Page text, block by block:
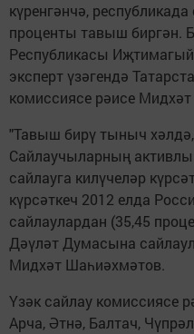
күренгәнчә,
проценты тавыш биргән.
Республикасы
эксперт үзәгендә
комиссиясе рәисе
"Тавыш бирү тыныч
Сайлаучыларның
сайлауга килүчеләр
күрсәткеч 2012 елда
сайлаулардан (35,45
Дәүләт Думасына
Мидхәт Шаһиәхмәтов.
Үзәк сайлау комиссиясе
Арча, Әтнә, Балтач,